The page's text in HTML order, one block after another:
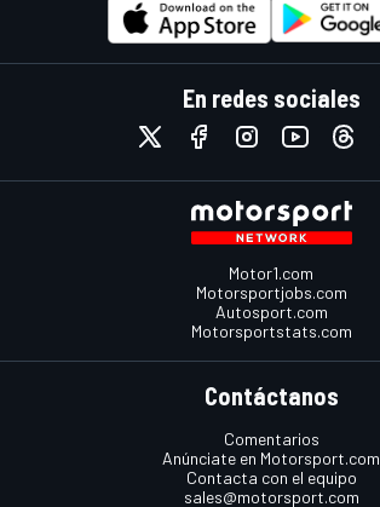
En redes sociales
Motor1.com
Motorsportjobs.com
Autosport.com
Motorsportstats.com
Contáctanos
Comentarios
Anúnciate en Motorsport.com
Contacta con el equipo
sales@motorsport.com